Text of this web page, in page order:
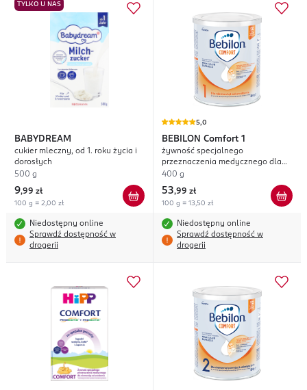
TYLKO U NAS
BABYDREAM
cukier mleczny, od 1. roku życia i
dorosłych
500 g
9,99 zł
100 g = 2,00 zł
Niedostępny online
Sprawdź dostępność w
drogerii
5,0
BEBILON Comfort 1
żywność specjalnego
przeznaczenia medycznego dla
niemowląt, od urodzenia
400 g
53,99 zł
100 g = 13,50 zł
Niedostępny online
Sprawdź dostępność w
drogerii